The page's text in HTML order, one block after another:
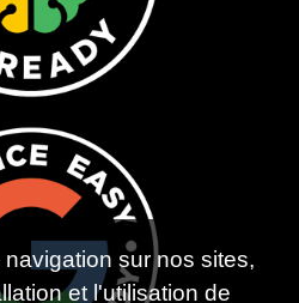
sur nos sites,
et l'utilisation de